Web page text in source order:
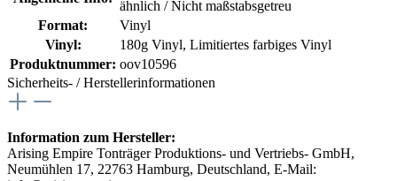
ähnlich / Nicht maßstabsgetreu
Format:
Vinyl
Vinyl:
180g Vinyl, Limitiertes farbiges Vinyl
Produktnummer: oov10596
Sicherheits- / Herstellerinformationen
Information zum Hersteller:
Arising Empire Tonträger Produktions- und Vertriebs- GmbH,
Neumühlen 17, 22763 Hamburg, Deutschland, E-Mail: